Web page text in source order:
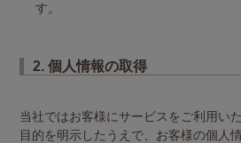
す。
2. 個人情報の取得
当社ではお客様にサービスをご利用い
目的を明示したうえで、お客様の個人